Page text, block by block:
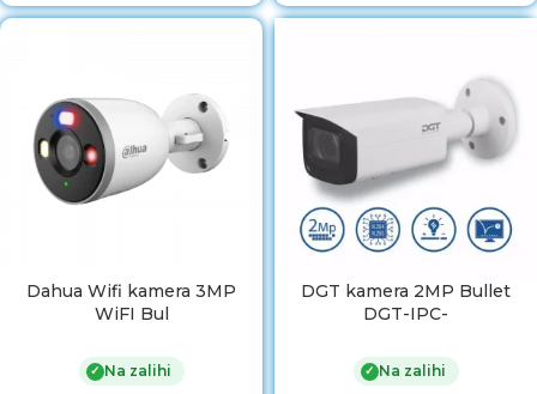
Dahua Wifi kamera 3MP
WiFI Bul
✓ Na zalihi
DGT kamera 2MP Bullet
DGT-IPC-
✓ Na zalihi